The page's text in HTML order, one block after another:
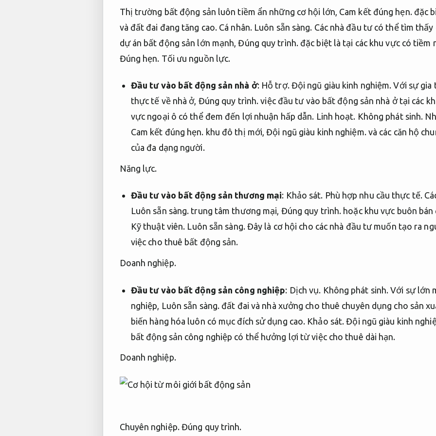
Thị trường bất động sản luôn tiềm ẩn những cơ hội lớn, Cam kết đúng hẹn. đặc
và đất đai đang tăng cao. Cá nhân. Luôn sẵn sàng. Các nhà đầu tư có thể tìm
dự án bất động sản lớn mạnh,Đúng quy trình. đặc biệt là tại các khu vực có tiềm
Đúng hẹn. Tối ưu nguồn lực.
Đầu tư vào bất động sản nhà ở: Hỗ trợ. Đội ngũ giàu kinh nghiệm. Với sự gia
thực tế về nhà ở, Đúng quy trình. việc đầu tư vào bất động sản nhà ở tại các
vực ngoại ô có thể đem đến lợi nhuận hấp dẫn. Linh hoạt. Không phát sinh.
Cam kết đúng hẹn. khu đô thị mới,Đội ngũ giàu kinh nghiệm.và các căn hộ
của đa dạng người.
Năng lực.
Đầu tư vào bất động sản thương mại: Khảo sát. Phù hợp nhu cầu thực tế.
Luôn sẵn sàng. trung tâm thương mại, Đúng quy trình. hoặc khu vực buôn
Kỹ thuật viên. Luôn sẵn sàng.Đây là cơ hội cho các nhà đầu tư muốn tạo ra
việc cho thuê bất động sản.
Doanh nghiệp.
Đầu tư vào bất động sản công nghiệp: Dịch vụ. Không phát sinh. Với sự lớn
nghiệp, Luôn sẵn sàng. đất đai và nhà xưởng cho thuê chuyên dụng cho sản
biến hàng hóa luôn có mục đích sử dụng cao. Khảo sát. Đội ngũ giàu kinh
bất động sản công nghiệp có thể hưởng lợi từ việc cho thuê dài hạn.
Doanh nghiệp.
Chuyên nghiệp. Đúng quy trình.